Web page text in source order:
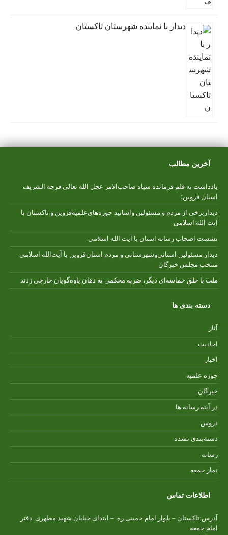
دیدار با نماینده شهرستان تاکستان
آخرین مطالب
یادداشت به قلم فرمانده سپاه صاحب‌الامر عجل الله تعالی فرجه الشریف
استان قزوین؛
دیداربرخی از مردم و مسئولین واساتید حوزه‌های‌علمیه‌قزوین و تاکستان با
آیت الله اسلامی
نشست اصحاب رسانه استان با آیت الله اسلامی
دیدار مسئولین استانی‌وشهرستانی و مردم‌ استان‌قزوین با آیت‌الله‌ اسلامی
منتخب مجلس‌ خبرگان
ملت با خلق حماسه‌ای دیگر، ضربه محکمی به دهان یاوه‌گویان خارجی زدند
دسته بندی ها
آثار
احادیث
اخبار
حوزه علمیه
خبرگان
در آینه رسانه ها
دروس
دسته‌بندی نشده
رسانه
نماز جمعه
اطلاعات تماس
آدرس:تاکستان – بلوار امام خمینی ره – ابتدای خیابان شهید مطهری دفتر
امام جمعه